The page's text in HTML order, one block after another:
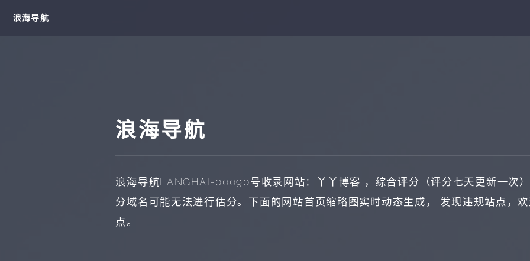
浪海导航
浪海导航
浪海导航LANGHAI-00090号收录网站： 丫丫博客 ，综合评分（评分七天更新一次
分域名可能无法进行估分。下面的网站首页缩略图实时动态生成， 发现违规站点，
点。